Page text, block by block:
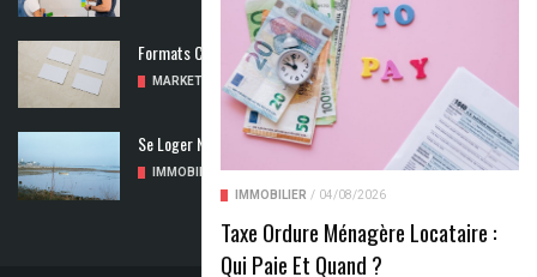
IMMOBILIER / 04/08/2026
Taxe Ordure Ménagère Locataire :
Qui Paie Et Quand ?
Formats Carte De Visite : Les Dimensions À Découvrir
MARKETING / 01/08/2026
Se Loger Neuf : Comment Choisir Un Logement Adapté
IMMOBILIER / 31/07/2026